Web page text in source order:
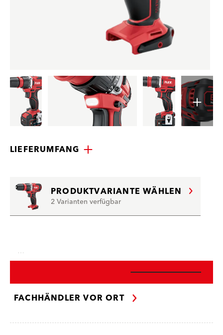
LIEFERUMFANG
PRODUKTVARIANTE WÄHLEN
2 Varianten verfügbar
…
FACHHÄNDLER VOR ORT